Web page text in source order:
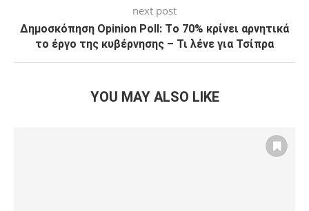
next post
Δημοσκόπηση Opinion Poll: Tο 70% κρίνει αρνητικά
το έργο της κυβέρνησης – Τι λένε για Τσίπρα
YOU MAY ALSO LIKE